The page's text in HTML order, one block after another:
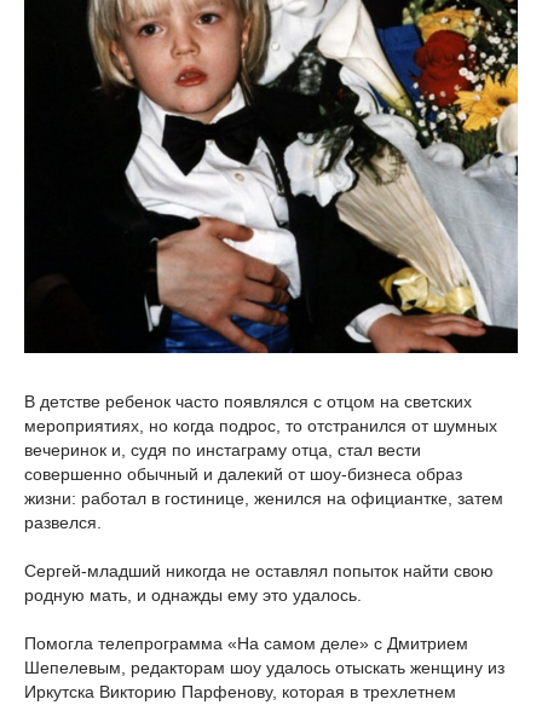
В детстве ребенок часто появлялся с отцом на светских
мероприятиях, но когда подрос, то отстранился от шумных
вечеринок и, судя по инстаграму отца, стал вести
совершенно обычный и далекий от шоу-бизнеса образ
жизни: работал в гостинице, женился на официантке, затем
развелся.
Сергей-младший никогда не оставлял попыток найти свою
родную мать, и однажды ему это удалось.
Помогла телепрограмма «На самом деле» с Дмитрием
Шепелевым, редакторам шоу удалось отыскать женщину из
Иркутска Викторию Парфенову, которая в трехлетнем